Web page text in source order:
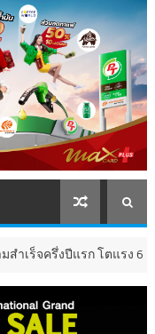
แรก โตแรง 67% เหนือกร